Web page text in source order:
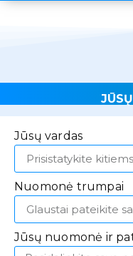
Jūsų vardas
Nuomonė trumpai
Jūsų nuomonė ir